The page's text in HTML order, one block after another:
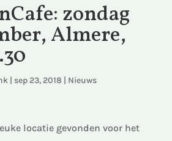
zondag
Almere,
| sep 23, 2018 | Nieuws
locatie gevonden voor het